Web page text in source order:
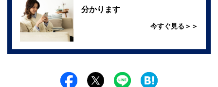
分かります
今すぐ見る＞＞